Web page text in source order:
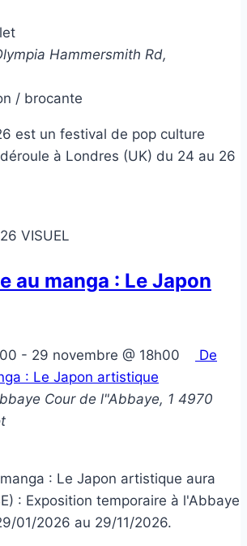
Hammersmith Rd,
/ brocante
est un festival de pop culture
à Londres (UK) du 24 au 26
au manga : Le Japon
- 29 novembre @ 18h00
De
: Le Japon artistique
Cour de l"Abbaye, 1 4970
: Le Japon artistique aura
: Exposition temporaire à l'Abbaye
01/2026 au 29/11/2026.